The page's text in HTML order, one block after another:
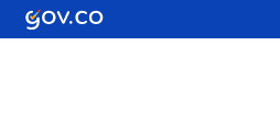
Pasar
al